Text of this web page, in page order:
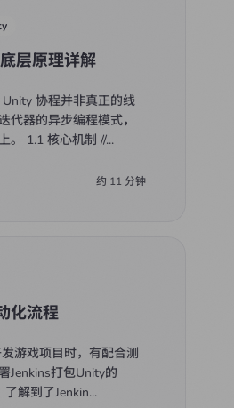
层原理详解
协程并非真正的线
代器的异步编程模式，
。 1.1 核心机制 //...
约 11分钟
化流程
游戏项目时，有配合测
Jenkins打包Unity的
解到了Jenkin...